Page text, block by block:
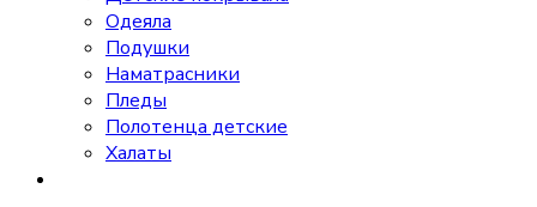
Одеяла
Подушки
Наматрасники
Пледы
Полотенца детские
Халаты